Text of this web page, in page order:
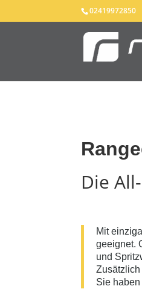
02419972850
Die
Mit
geeignet.
und
Sie